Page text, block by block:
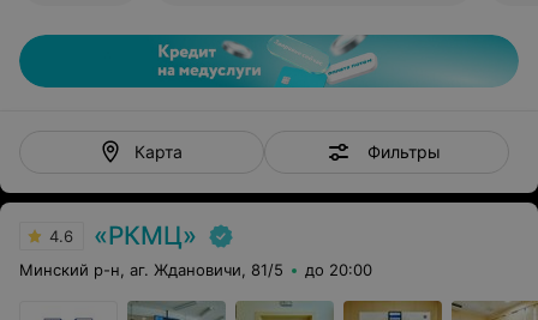
Карта Фильтры
4.6 «РКМЦ»
Минский р-н, аг. Ждановичи, 81/5 до 20:00